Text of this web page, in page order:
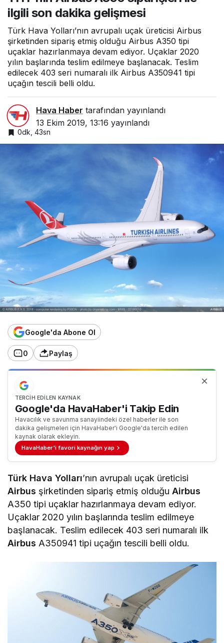
ilgili son dakika gelişmesi
Türk Hava Yolları’nın avrupalı uçak üreticisi Airbus
şirketinden sipariş etmiş olduğu Airbus A350 tipi
uçaklar hazırlanmaya devam ediyor. Uçaklar 2020
yılın başlarında teslim edilmeye başlanacak. Teslim
edilecek 403 seri numaralı ilk Airbus A350941 tipi
uçağın tescili belli oldu.
Hava Haber tarafından yayınlandı
13 Ekim 2019, 13:16 yayınlandı
0dk, 43sn
Google'da Abone Ol
0 Paylaş
TERCIH EDILEN KAYNAK
Google'da HavaHaber'i Takip Edin
Havacılık ve savunma sanayiindeki özel haberler ile son
dakika gelişmeleri için HavaHaber'i Google'da tercih edilen
kaynak olarak ekleyin.
HavaHaber'i favori kaynağın yap
Türk Hava Yolları’nın avrupalı uçak üreticisi
Airbus şirketinden sipariş etmiş olduğuAirbus
A350 tipi uçaklar hazırlanmaya devam ediyor.
Uçaklar 2020 yılın başlarında teslim edilmeye
başlanacak. Teslim edilecek 403 seri numaralı ilk
Airbus A350941 tipi uçağın tescili belli oldu.